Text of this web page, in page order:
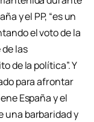
y el PP, “es un
el voto de la
las
de la política”. Y
para afrontar
España y el
una barbaridad y